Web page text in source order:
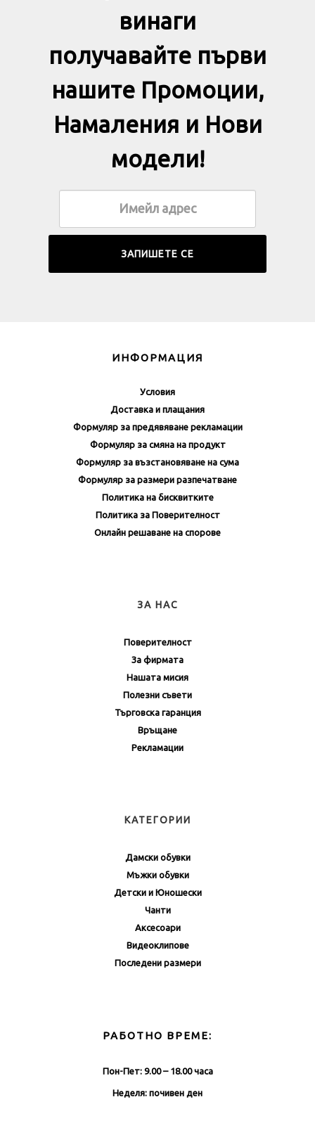
винаги
получавайте първи
нашите Промоции,
Намаления и Нови
модели!
ИНФОРМАЦИЯ
Условия
Доставка и плащания
Формуляр за предявяване рекламации
Формуляр за смяна на продукт
Формуляр за възстановяване на сума
Формуляр за размери разпечатване
Политика на бисквитките
Политика за Поверителност
Онлайн решаване на спорове
ЗА НАС
Поверителност
За фирмата
Нашата мисия
Полезни съвети
Търговска гаранция
Връщане
Рекламации
КАТЕГОРИИ
Дамски обувки
Мъжки обувки
Детски и Юношески
Чанти
Аксесоари
Видеоклипове
Последени размери
РАБОТНО ВРЕМЕ:
Пон-Пет: 9.00 – 18.00 часа
Неделя: почивен ден